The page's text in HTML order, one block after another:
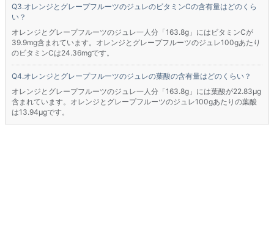
オレンジとグレープフルーツのジュレのビタミンCの含有量はどのくら
い？
オレンジとグレープフルーツのジュレ一人分「163.8g」にはビタミンCが
39.9mg含まれています。オレンジとグレープフルーツのジュレ100gあたり
のビタミンCは24.36mgです。
オレンジとグレープフルーツのジュレの葉酸の含有量はどのくらい？
オレンジとグレープフルーツのジュレ一人分「163.8g」には葉酸が22.83μg
含まれています。オレンジとグレープフルーツのジュレ100gあたりの葉酸
は13.94μgです。